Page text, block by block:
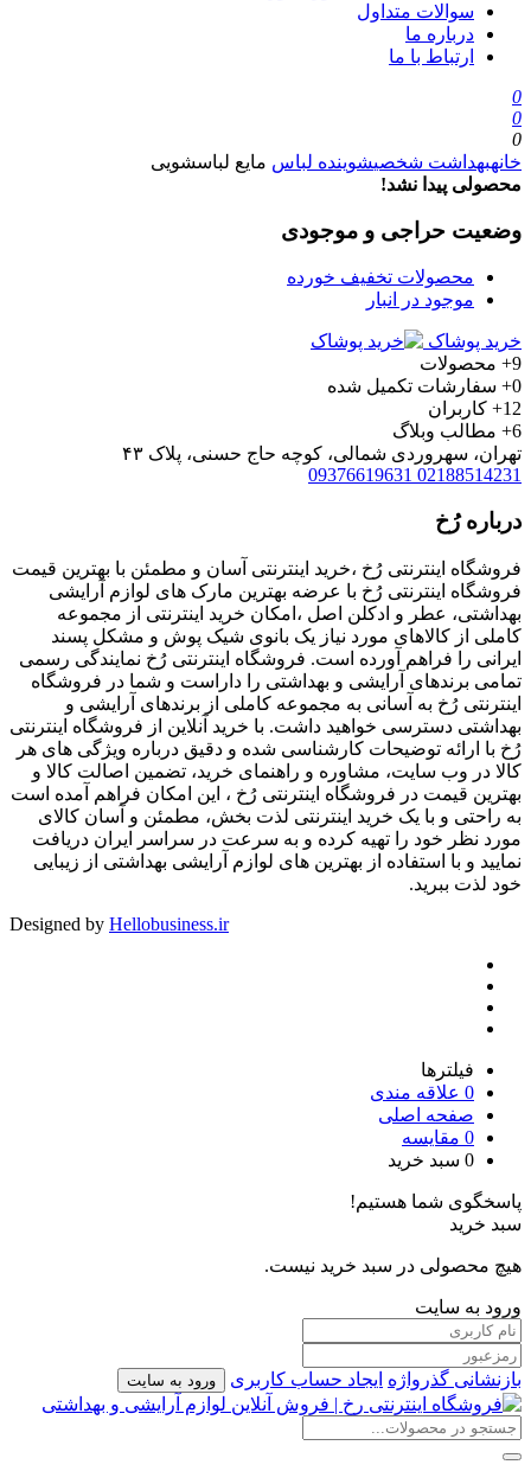
سوالات متداول
درباره ما
ارتباط با ما
0
0
0
خانهبهداشت شخصیشوینده لباس مایع لباسشویی
محصولی پیدا نشد!
وضعیت حراجی و موجودی
محصولات تخفیف خورده
موجود در انبار
خرید پوشاک
9+
محصولات
0+
سفارشات تکمیل شده
12+
کاربران
6+
مطالب وبلاگ
تهران، سهروردی شمالی، کوچه حاج حسنی، پلاک ۴۳
02188514231
09376619631
درباره رُخ
فروشگاه اینترنتی رُخ ،خرید اینترنتی آسان و مطمئن با بهترین قیمت
فروشگاه اینترنتی رُخ با عرضه بهترین مارک های لوازم آرایشی
بهداشتی، عطر و ادکلن اصل ،امکان خرید اینترنتی از مجموعه
کاملی از کالاهای مورد نیاز یک بانوی شیک پوش و مشکل پسند
ایرانی را فراهم آورده است. فروشگاه اینترنتی رُخ نمایندگی رسمی
تمامی برندهای آرایشی و بهداشتی را داراست و شما در فروشگاه
اینترنتی رُخ به آسانی به مجموعه کاملی از برندهای آرایشی و
بهداشتی دسترسی خواهید داشت. با خرید آنلاین از فروشگاه اینترنتی
رُخ با ارائه توضیحات کارشناسی شده و دقیق درباره ویژگی های هر
کالا در وب سایت، مشاوره و راهنمای خرید، تضمین اصالت کالا و
بهترین قیمت در فروشگاه اینترنتی رُخ ، این امکان فراهم آمده است
به راحتی و با یک خرید اینترنتی لذت بخش، مطمئن و آسان کالای
مورد نظر خود را تهیه کرده و به سرعت در سراسر ایران دریافت
نمایید و با استفاده از بهترین های لوازم آرایشی بهداشتی از زیبایی
خود لذت ببرید.
Designed by Hellobusiness.ir
فیلترها
0 علاقه مندی
صفحه اصلی
0 مقایسه
0 سبد خرید
پاسخگوی شما هستیم!
سبد خرید
هیچ محصولی در سبد خرید نیست.
ورود به سایت
بازنشانی گذرواژه ایجاد حساب کاربری ورود به سایت